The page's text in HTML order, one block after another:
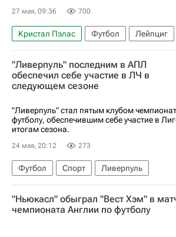
27 мая, 09:36 700
Кристал Пэлас Футбол
Лейпциг
Райо Вальекано
"Ливерпуль" последним в АПЛ
обеспечил себе участие в ЛЧ в
следующем сезоне
"Ливерпуль" стал пятым клубом
футболу, обеспечившим себе участие в
итогам сезона.
24 мая, 20:12 273
Футбол Спорт
Ливерпуль
Арсенал (Лондон)
Манчестер Сити
Лига чемпионов УЕФА 2026-2027
АПЛ 2026-2027 (Чемпионат Англии по
"Ньюкасл" обыграл "Вест Хэм" в
чемпионата Англии по футболу